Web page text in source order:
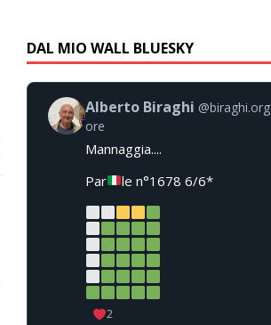
DAL MIO WALL BLUESKY
Alberto Biraghi @biraghi.org
ore
Mannaggia....
Par
le n°1678 6/6*
2